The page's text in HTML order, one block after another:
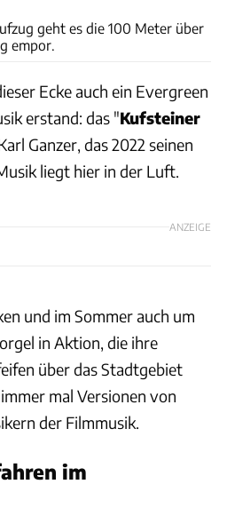
geht es die 100 Meter über
empor.
Ecke auch ein Evergreen
erstand: das "Kufsteiner
Ganzer, das 2022 seinen
liegt hier in der Luft.
ANZEIGE
und im Sommer auch um
in Aktion, die ihre
über das Stadtgebiet
mal Versionen von
der Filmmusik.
im